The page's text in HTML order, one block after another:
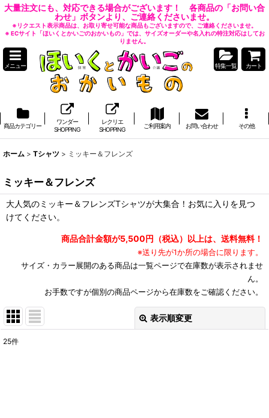
大量注文にも、対応できる場合がございます！ 各商品の「お問い合
わせ」ボタンより、ご連絡くださいませ。
※リクエスト表示商品は、お取り寄せ可能な商品もございますので、ご連絡くださいませ。
※ ECサイト「ほいくとかいごのおかいもの」では、サイズオーダーや名入れの特注対応はしてお
りません。
メニュー 特集一覧 カート
商品カテゴリー
ワンダー
SHOPPING
レクリエ
SHOPPING
ご利用案内 お問い合わせ その他
ホーム > Tシャツ > ミッキー＆フレンズ
ミッキー＆フレンズ
大人気のミッキー＆フレンズTシャツが大集合！お気に入りを見つ
けてください。
商品合計金額が5,500円（税込）以上は、送料無料！
※送り先が1か所の場合に限ります。
サイズ・カラー展開のある商品は一覧ページで在庫数が表示されませ
ん。
お手数ですが個別の商品ページから在庫数をご確認ください。
表示順変更
25件